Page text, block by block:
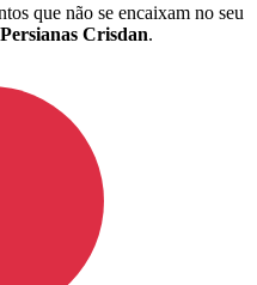
que não se encaixam no seu
Persianas Crisdan.